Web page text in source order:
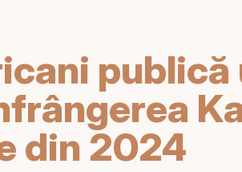
publică
din 2024